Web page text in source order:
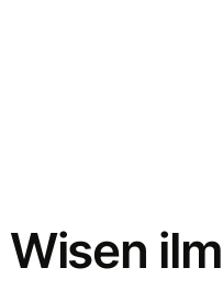
Wisen